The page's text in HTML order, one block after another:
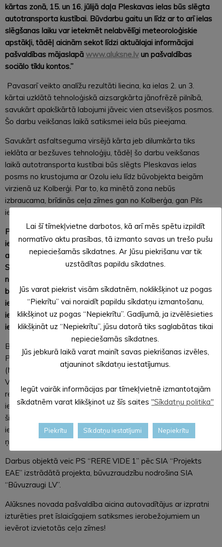
kārtas zonā, 15. un 16. jūlijā daļa Pleskavas ielas būs slēgta
autotransporta kustībai. Būvdarbu gaitu un līdz ar to arī ielas
slēgšanas laiku var ietekmēt nelabvēlīgi meteoroloģiskie
apstākļi, tādēļ aicinām sekot līdzi aktuālajai informācijai
pašvaldības mājaslapā www.aluksne.lv un pašvaldības
sociālo tīklu kontos.”
Pavasarī veikto analīžu rezultāti liecina, ka ielas 2. un 3.
kārtai uzklātā tehnoloģiskā aizsargkārta jānofrēzē pilnībā,
savukārt apakškārtā labojumi jāveic vien atsevišķos posmos.
Šo darbu veikšanas laikā satiksmei iela būs pieejama.
Savukārt asfaltseguma virsējā kārta jeb dilumkārta tiks
ieklāta ar bezšuves tehnoloģiju, tādēļ šo darbu veikšanas
laikā autotransporta kustībai būs slēgts Pleskavas ielas
posms no krustojuma ar Ozolu ielu līdz būvobjekta beigām
virzienā uz Kolberģi. Par to, ka minētā zona nebūs
izbraucama, brīdinās ceļa zīmes gan no Kolberģa, gan Pils
ielas puses.
PAPILDINĀJUMS: Lai nodrošinātu Ozolu un Cerību ielas
iedzīvotāju nokļūšanu uz pilsētu, satiksmei būs atvērti pirmie
abu minēto ielu krustojumi (virzienā no pilsētas uz Kolberģi).
Savukārt Sīļu un daļas Kalnadruvu iedzīvotājiem piekļuve būs
nodrošināta, no Sīļiem šķērsojot Pleskavas ielu un tālāk
braucot pa Ozolu ielu. Visos trijos krustojumos (abos Ozolu
ielas krustojumos un Cerību ielas krustojumā ar Pleskavas
ielu) būs izvietotas virzienu norādes. Ezermalas un Robežu
ielu iedzīvotājiem jāizmanto apbraucamais ceļš.
Būvobjekta apbraucamais ceļš ir caur Beju pa autoceļiem
P40 (Alūksne-Zaiceva), V400 (Taides-Matisene), V399
(Mālupe-Beja-Karitāni) un P41 (Liepna-Alūksne), bet
VIEGLAJAM AUTOTRANSPORTAM BŪS IESPĒJA
remontposmu apbraukt arī pa ceļu Karitāni-Kolberģis,
ievērojot ātruma ierobežojumu 30 km/h. Kravas transportam
šis posms gan būs slēgts. Pašvaldība aicina autovadītājus
ievērot izvietotās ceļa zīmes un pārvietoties apdomīgi,
ņemot vērā, ka ceļš Karitāni-Kolberģis ir šaurs.
Darbus objektā veic PS “RERE VIDE 1” pēc SIA “Projekts
EAE” izstrādātā projekta, būvuzraudzību nodrošina SIA
“Būvuzraugi LV”.
Alūksnes novada pašvaldība aicina autovadītājus ar izpratni
izturēties pret īslaicīgajiem satiksmes ierobežojumiem un
ievērot izvietotās ceļa zīmes!
Lai šī tīmekļvietne darbotos, kā arī mēs spētu izpildīt
normatīvo aktu prasības, tā izmanto savas un trešo pušu
nepieciešamās sīkdatnes. Ar Jūsu piekrišanu var tik
uzstādītas papildu sīkdatnes.
Jūs varat piekrist visām sīkdatnēm, noklikšķinot uz pogas
“Piekrītu” vai noraidīt papildu sīkdatņu izmantošanu,
klikšķinot uz pogas “Nepiekrītu”. Gadījumā, ja izvēlēsieties
klikšķināt uz “Nepiekrītu”, jūsu datorā tiks saglabātas tikai
nepieciešamās sīkdatnes.
Jūs jebkurā laikā varat mainīt savas piekrišanas izvēles,
atjauninot sīkdatņu iestatījumus.
Iegūt vairāk informācijas par tīmekļvietnē izmantotajām
sīkdatnēm varat klikšķinot uz šīs saites "Sīkdatņu politika"
Piekrītu Sīkdatņu iestatījumi Nepiekrītu